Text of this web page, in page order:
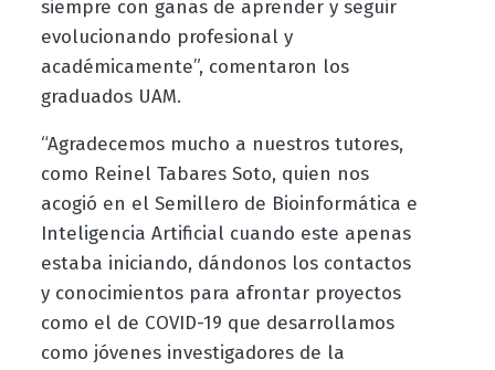
siempre con ganas de aprender y seguir
evolucionando profesional y
académicamente”, comentaron los
graduados UAM.
“Agradecemos mucho a nuestros tutores,
como Reinel Tabares Soto, quien nos
acogió en el Semillero de Bioinformática e
Inteligencia Artificial cuando este apenas
estaba iniciando, dándonos los contactos
y conocimientos para afrontar proyectos
como el de COVID-19 que desarrollamos
como jóvenes investigadores de la